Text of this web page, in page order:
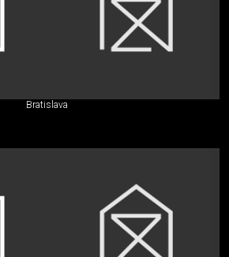
Bratislava